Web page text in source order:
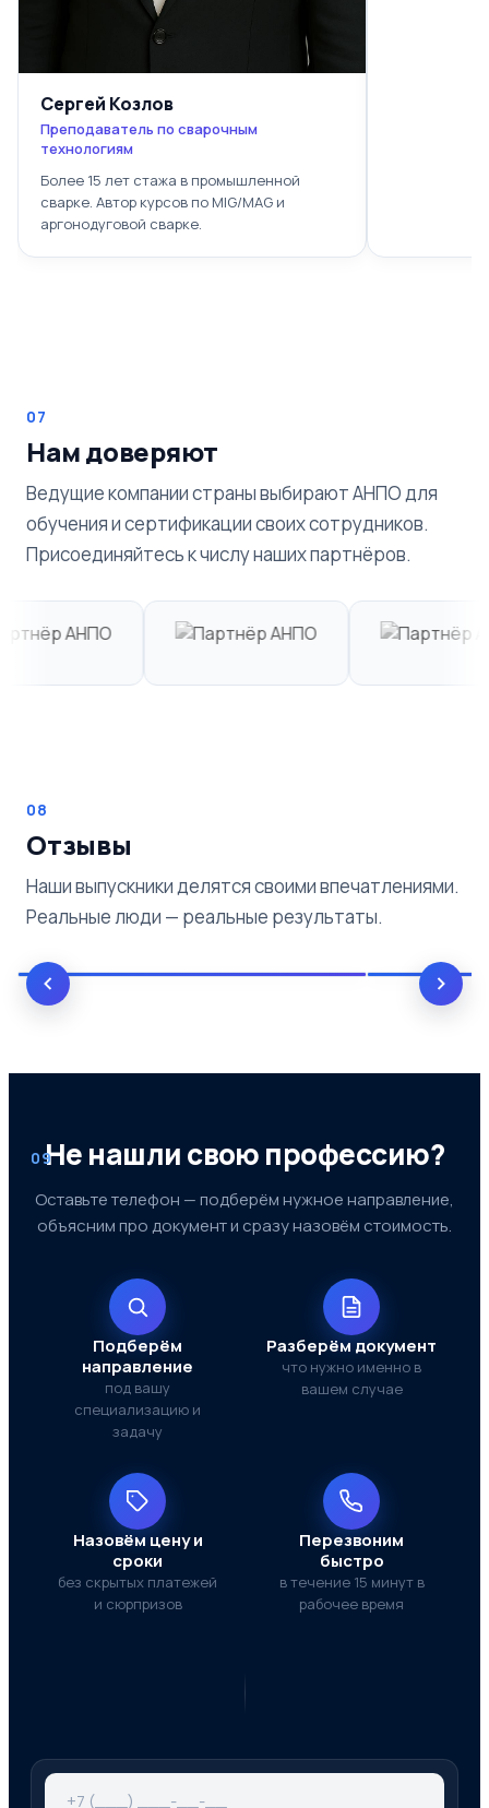
Сергей Козлов
Преподаватель по сварочным
технологиям
Более 15 лет стажа в промышленной
сварке. Автор курсов по MIG/MAG и
аргонодуговой сварке.
07
Нам доверяют
Ведущие компании страны выбирают АНПО для
обучения и сертификации своих сотрудников.
Присоединяйтесь к числу наших партнёров.
08
Отзывы
Наши выпускники делятся своими впечатлениями.
Реальные люди — реальные результаты.
09Не нашли свою профессию?
Оставьте телефон — подберём нужное направление,
объясним про документ и сразу назовём стоимость.
Подберём
направление
под вашу
специализацию и
задачу
Разберём документ
что нужно именно в
вашем случае
Назовём цену и
сроки
без скрытых платежей
и сюрпризов
Перезвоним
быстро
в течение 15 минут в
рабочее время